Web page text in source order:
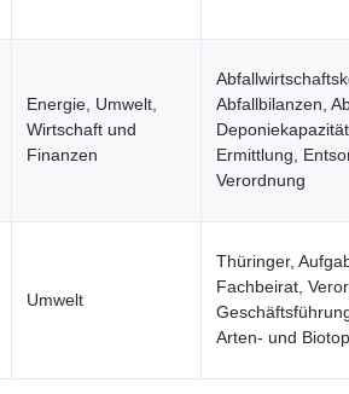
Energie, Umwelt,
Wirtschaft und
Finanzen
Abfallbilanzen,
Ermittlung,
Verordnung
Umwelt
Thüringer,
Fachbeirat,
Arten- und